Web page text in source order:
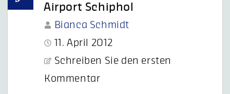
Airport Schiphol
Bianca Schmidt
11. April 2012
Schreiben Sie den ersten
Kommentar